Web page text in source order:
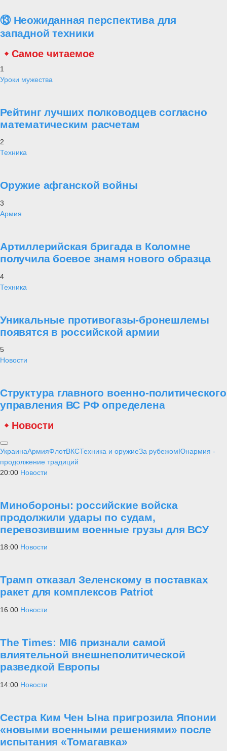
⑬ Неожиданная перспектива для
западной техники
Самое читаемое
1
Уроки мужества
Рейтинг лучших полководцев согласно
математическим расчетам
2
Техника
Оружие афганской войны
3
Армия
Артиллерийская бригада в Коломне
получила боевое знамя нового образца
4
Техника
Уникальные противогазы-бронешлемы
появятся в российской армии
5
Новости
Структура главного военно-политического
управления ВС РФ определена
Новости
УкраинаАрмияФлотВКСТехника и оружиеЗа рубежомЮнармия -
продолжение традиций
20:00 Новости
Минобороны: российские войска
продолжили удары по судам,
перевозившим военные грузы для ВСУ
18:00 Новости
Трамп отказал Зеленскому в поставках
ракет для комплексов Patriot
16:00 Новости
The Times: MI6 признали самой
влиятельной внешнеполитической
разведкой Европы
14:00 Новости
Сестра Ким Чен Ына пригрозила Японии
«новыми военными решениями» после
испытания «Томагавка»